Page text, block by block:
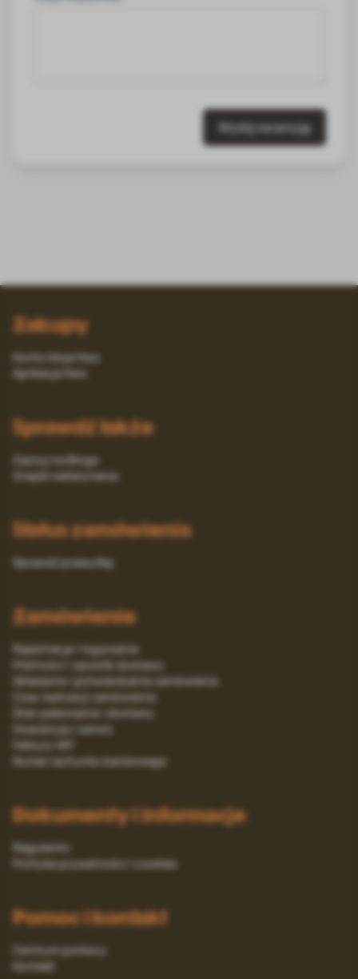
Wyślij recenzję
Zakupy
Konto Moja Fera
Aplikacja Fera
Sprawdź także
Zajrzyj na Bloga
Znajdź weterynarza
Status zamówienia
Sprawdź przesyłkę
Zamówienie
Rejestracja i logowanie
Platności i sposób dostawy
Składanie i potwierdzanie zamówienia
Czas realizacji zamówienia
Stan pakowania i dostawy
Gwarancja i serwis
Faktury VAT
Numer rachunku bankowego
Dokumenty i informacje
Regulamin
Polityka prywatności i cookies
Pomoc i kontakt
Centrum pomocy
Kontakt